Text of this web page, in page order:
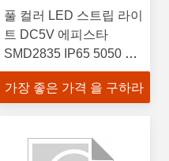
풀 컬러 LED 스트립 라이
트 DC5V 에피스타
SMD2835 IP65 5050 모
델 12V 전압 애플리케이
션
가장 좋은 가격 을 구하라